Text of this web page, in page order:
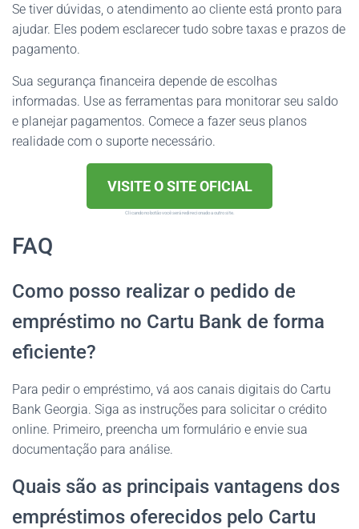
Se tiver dúvidas, o atendimento ao cliente está pronto para
ajudar. Eles podem esclarecer tudo sobre taxas e prazos de
pagamento.
Sua segurança financeira depende de escolhas
informadas. Use as ferramentas para monitorar seu saldo
e planejar pagamentos. Comece a fazer seus planos
realidade com o suporte necessário.
VISITE O SITE OFICIAL
Clicando no botão você será redirecionado a outro site.
FAQ
Como posso realizar o pedido de
empréstimo no Cartu Bank de forma
eficiente?
Para pedir o empréstimo, vá aos canais digitais do Cartu
Bank Georgia. Siga as instruções para solicitar o crédito
online. Primeiro, preencha um formulário e envie sua
documentação para análise.
Quais são as principais vantagens dos
empréstimos oferecidos pelo Cartu